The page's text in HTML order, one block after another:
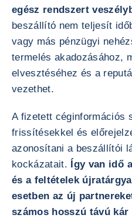
egész rendszert
beszállító nem teljesít
vagy más pénzügyi
termelés akadozásához,
elvesztéséhez és a
vezethet.
A fizetett céginformációs
frissítésekkel és
azonosítani a beszállítói
kockázatait. Így van idő
és a feltételek
esetben az új
számos hosszú távú kár